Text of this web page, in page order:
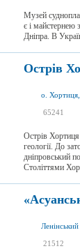
Музей
є і майстернею
Дніпра. В
Острів
о.
65241
Острів Хортиця
геології. До
дніпровський
Століттями
21512